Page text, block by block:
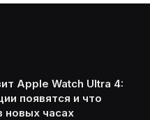
Apple Watch Ultra 4:
появятся и что
новых часах